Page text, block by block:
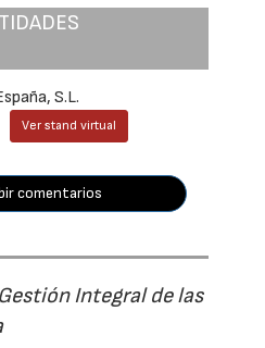
S.L.
Ver stand virtual
comentarios
Integral de las